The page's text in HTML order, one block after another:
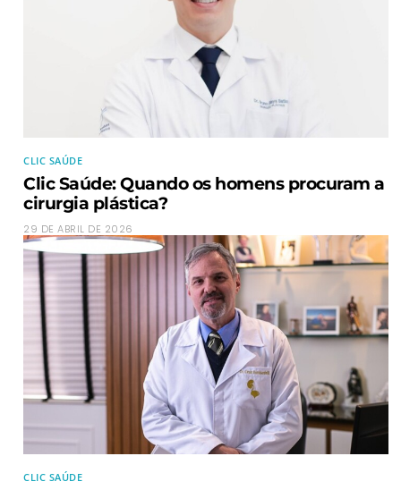
CLIC SAÚDE
Clic Saúde: Quando os homens procuram a
cirurgia plástica?
29 DE ABRIL DE 2026
CLIC SAÚDE